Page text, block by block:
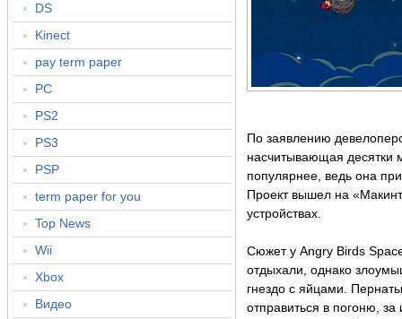
DS
Kinect
pay term paper
PC
PS2
PS3
PSP
term paper for you
Top News
Wii
Xbox
Видео
По заявлению
насчитывающая десятки
популярнее, ведь она
Проект вышел на
устройствах.
Сюжет у Angry Birds
отдыхали, однако
гнездо с яйцами.
отправиться в погоню,